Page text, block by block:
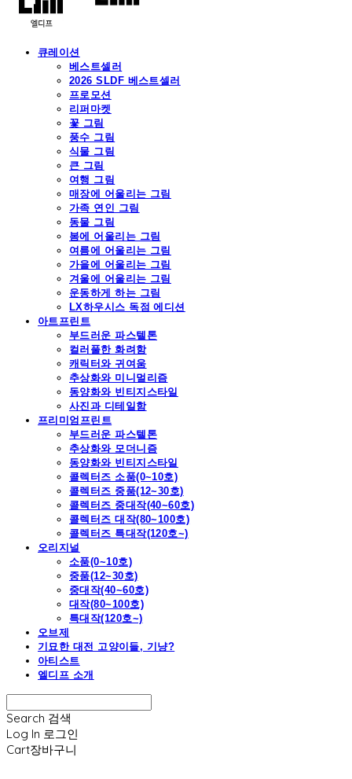
큐레이션
베스트셀러
2026 SLDF 베스트셀러
프로모션
리퍼마켓
꽃 그림
풍수 그림
식물 그림
큰 그림
여행 그림
매장에 어울리는 그림
가족 연인 그림
동물 그림
봄에 어울리는 그림
여름에 어울리는 그림
가을에 어울리는 그림
겨울에 어울리는 그림
운동하게 하는 그림
LX하우시스 독점 에디션
아트프린트
부드러운 파스텔톤
컬러풀한 화려함
캐릭터와 귀여움
추상화와 미니멀리즘
동양화와 빈티지스타일
사진과 디테일함
프리미엄프린트
부드러운 파스텔톤
추상화와 모더니즘
동양화와 빈티지스타일
콜렉터즈 소품(0~10호)
콜렉터즈 중품(12~30호)
콜렉터즈 중대작(40~60호)
콜렉터즈 대작(80~100호)
콜렉터즈 특대작(120호~)
오리지널
소품(0~10호)
중품(12~30호)
중대작(40~60호)
대작(80~100호)
특대작(120호~)
오브제
기묘한 대전 고양이들, 기냥?
아티스트
엘디프 소개
Search 검색
Log In 로그인
Cart장바구니